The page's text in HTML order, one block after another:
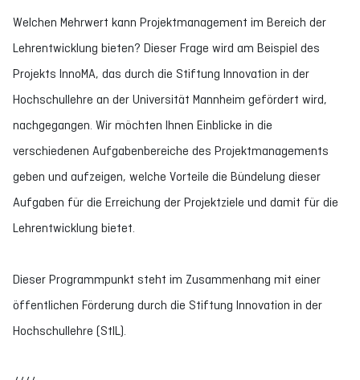
Welchen Mehrwert kann Projektmanagement im Bereich der
Lehrentwicklung bieten? Dieser Frage wird am Beispiel des
Projekts InnoMA, das durch die Stiftung Innovation in der
Hochschullehre an der Universität Mannheim gefördert wird,
nachgegangen. Wir möchten Ihnen Einblicke in die
verschiedenen Aufgabenbereiche des Projektmanagements
geben und aufzeigen, welche Vorteile die Bündelung dieser
Aufgaben für die Erreichung der Projektziele und damit für die
Lehrentwicklung bietet.
Dieser Programmpunkt steht im Zusammenhang mit einer
öffentlichen Förderung durch die Stiftung Innovation in der
Hochschullehre (StIL).